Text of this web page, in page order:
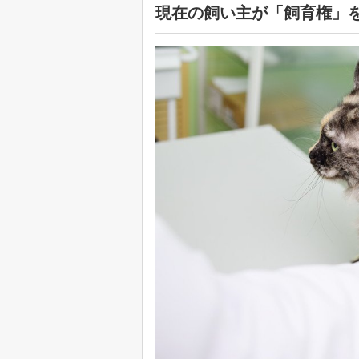
現在の飼い主が「飼育権」